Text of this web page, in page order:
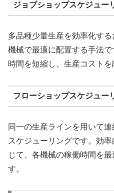
ジョブショップスケジュー
多品種少量生産を効率化す
機械で最適に配置する手法
時間を短縮し、生産コストを
フローショップスケジュー
同一の生産ラインを用いて
スケジューリングです。効
じて、各機械の稼働時間を
す。